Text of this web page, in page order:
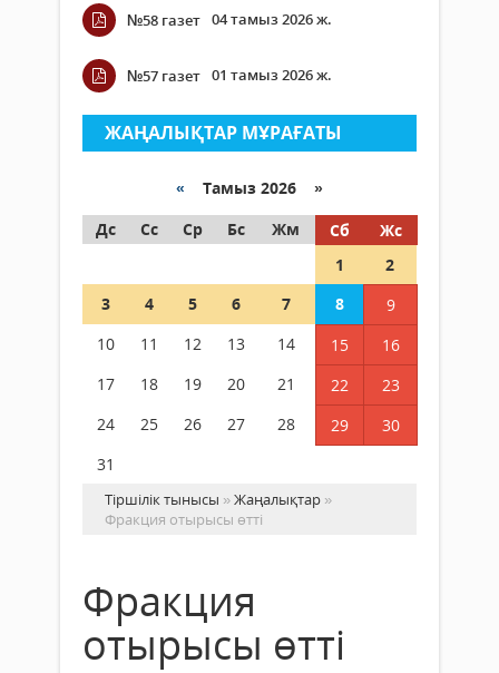
№58 газет 04 тамыз 2026 ж.
№57 газет 01 тамыз 2026 ж.
ЖАҢАЛЫҚТАР МҰРАҒАТЫ
« Тамыз 2026 »
Дс
Сс Ср Бс Жм Сб
Жс
1
2
3
4 5 6 7 8
9
10
11 12 13 14 15
16
17
18 19 20 21 22
23
24
25 26 27 28 29
30
31
Тіршілік тынысы »Жаңалықтар »
Фракция отырысы өтті
Фракция
отырысы өтті